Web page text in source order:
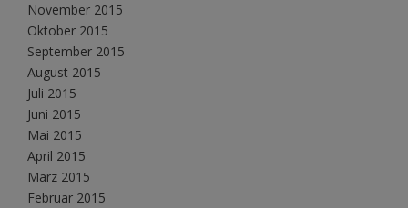
November 2015
Oktober 2015
September 2015
August 2015
Juli 2015
Juni 2015
Mai 2015
April 2015
März 2015
Februar 2015